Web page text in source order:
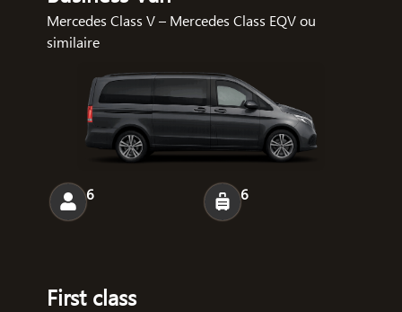
Mercedes Class V – Mercedes Class EQV ou
similaire
6 6
First class